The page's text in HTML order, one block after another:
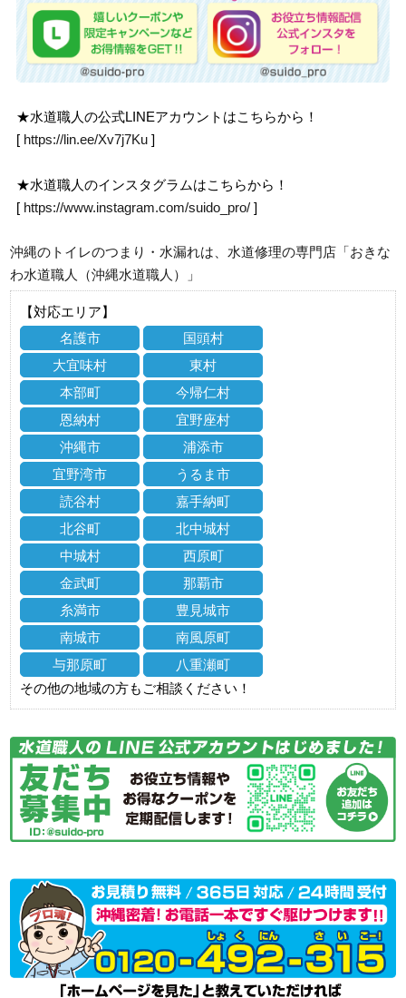
★水道職人の公式LINEアカウントはこちらから！
[ https://lin.ee/Xv7j7Ku ]
★水道職人のインスタグラムはこちらから！
[ https://www.instagram.com/suido_pro/ ]
沖縄のトイレのつまり・水漏れは、水道修理の専門店「おきな
わ水道職人（沖縄水道職人）」
【対応エリア】
名護市
国頭村
大宜味村
東村
本部町
今帰仁村
恩納村
宜野座村
沖縄市
浦添市
宜野湾市
うるま市
読谷村
嘉手納町
北谷町
北中城村
中城村
西原町
金武町
那覇市
糸満市
豊見城市
南城市
南風原町
与那原町
八重瀬町
その他の地域の方もご相談ください！